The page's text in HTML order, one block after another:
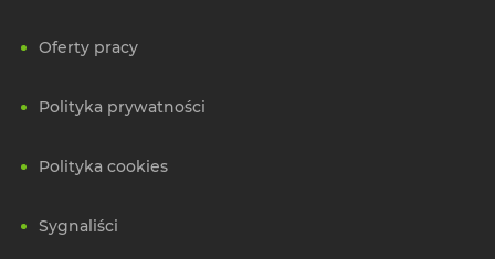
Oferty pracy
Polityka prywatności
Polityka cookies
Sygnaliści